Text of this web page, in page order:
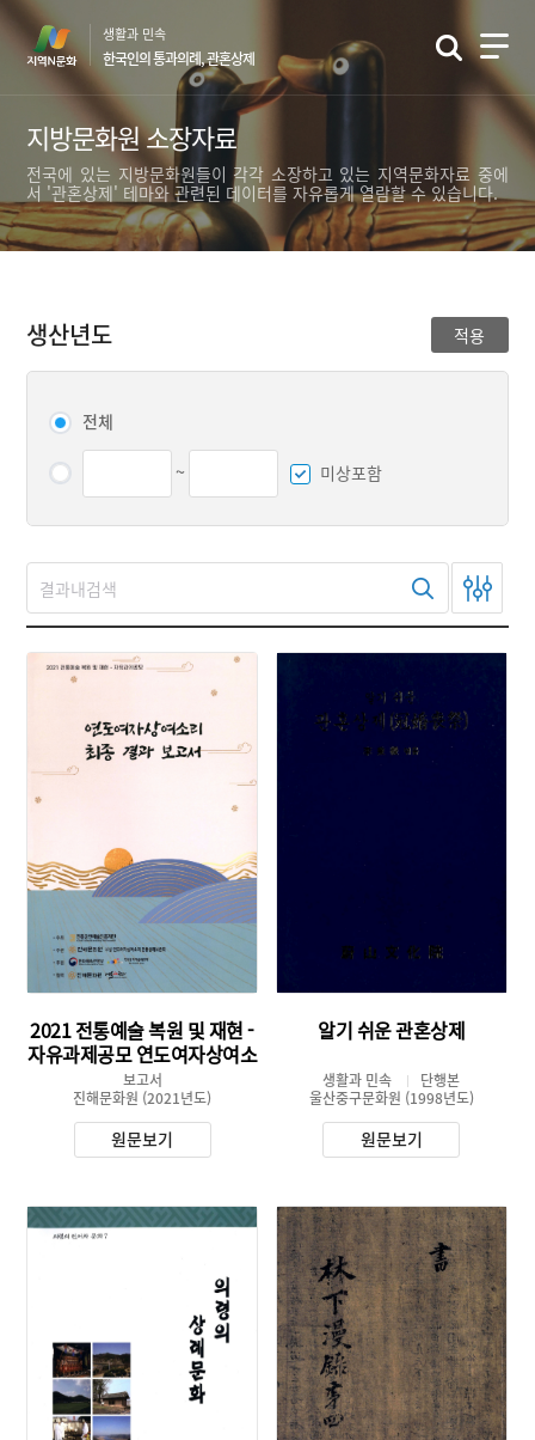
본
문
생활과 민속
한국인의 통과의례, 관혼상제
지방문화원 소장자료
전국에 있는 지방문화원들이 각각 소장하고 있는 지역문화자료 중에
서 '관혼상제' 테마와 관련된 데이터를 자유롭게 열람할 수 있습니다.
생산년도 적용
전체
~ 미상포함
유형 :
2021 전통예술 복원 및 재현 -
자유과제공모 연도여자상여소
리 최종 결과 보고서
보고서
진해문화원 (2021년도)
원문보기
주제 :
알기 쉬운 관혼상제
생활과 민속
단행본
울산중구문화원 (1998년도)
원문보기
생산 :
소장 :
유형 :
발행 :
소장 :